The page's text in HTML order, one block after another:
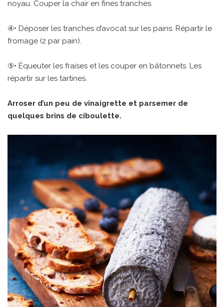
noyau. Couper la chair en fines tranches.
④• Déposer les tranches d’avocat sur les pains. Répartir le
fromage (2 par pain).
⑤• Équeuter les fraises et les couper en bâtonnets. Les
répartir sur les tartines.
Arroser d’un peu de vinaigrette et parsemer de
quelques brins de ciboulette.